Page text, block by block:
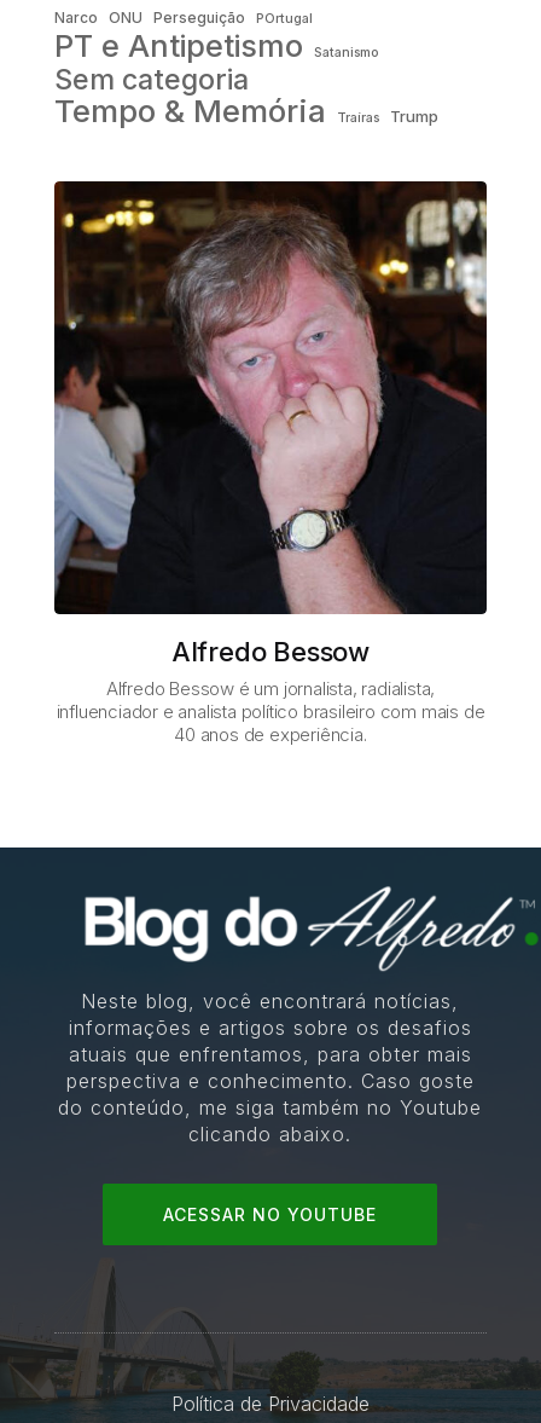
Alfredo Bessow
Alfredo Bessow é um jornalista, radialista,
influenciador e analista político brasileiro com mais de
40 anos de experiência.
Narco ONU Perseguição POrtugal
PT e Antipetismo Satanismo
Sem categoria
Tempo & Memória Traíras Trump
Neste blog, você encontrará notícias,
informações e artigos sobre os desafios
atuais que enfrentamos, para obter mais
perspectiva e conhecimento. Caso goste
do conteúdo, me siga também no Youtube
clicando abaixo.
ACESSAR NO YOUTUBE
Política de Privacidade